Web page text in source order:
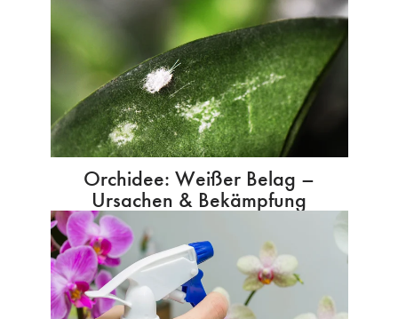
Orchidee: Weißer Belag –
Ursachen & Bekämpfung